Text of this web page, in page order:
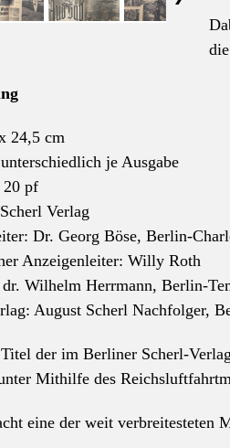
24,5 cm
je Ausgabe
20 pf
Verlag
Dr. Georg Böse, Berlin-
Anzeigenleiter: Willy Roth
Wilhelm Herrmann, Berlin-
August Scherl Nachfolger,
der im Berliner Scherl-
Mithilfe des
eine der weit verbreitesteten